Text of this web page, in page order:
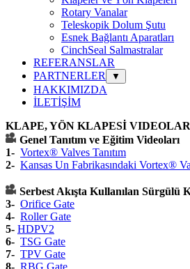
Rotary Vanalar
Teleskopik Dolum Şutu
Esnek Bağlantı Aparatları
CinchSeal Salmastralar
REFERANSLAR
PARTNERLER
▼
HAKKIMIZDA
İLETİŞİM
KLAPE, YÖN KLAPESİ
Genel Tanıtım ve Eğitim Videoları
1- Vortex® Valves Tanıtım
2- Kansas Un Fabrikasındaki Vortex®
Serbest Akışta Kullanılan Sürgülü
3- Orifice Gate
4- Roller Gate
5- HDPV2
6- TSG Gate
7- TPV Gate
8- RBG Gate